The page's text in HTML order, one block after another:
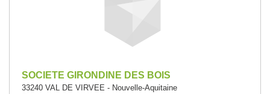
SOCIETE GIRONDINE DES BOIS
33240 VAL DE VIRVEE - Nouvelle-Aquitaine